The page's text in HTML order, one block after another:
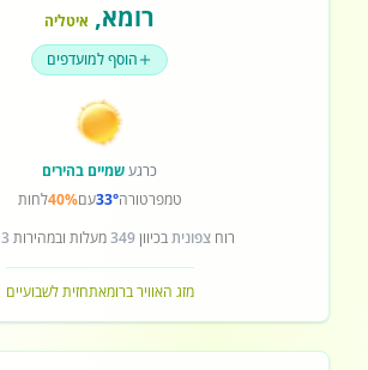
רומא, איטליה
הוסף למועדפים
כרגעשמיים בהירים
טמפרטורה33°עם40%לחות
רוחצפוניתבכיוון349מעלות ובמהירות 3
מזג האוויר ברומאתחזית לשבועיים